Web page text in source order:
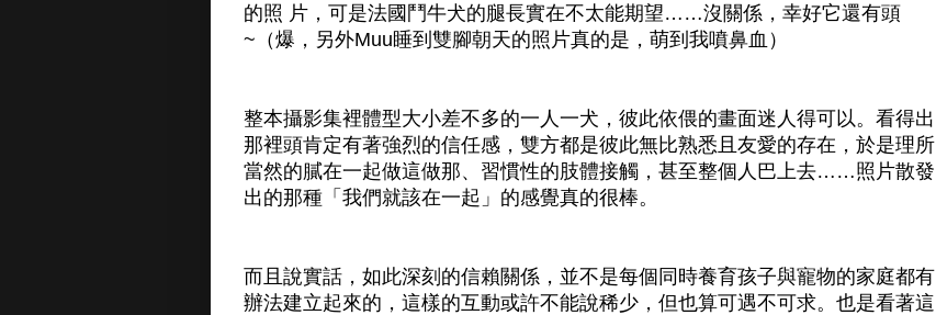
的照 片，可是法國鬥牛犬的腿長實在不太能期望……沒關係，幸好它還有頭
~（爆，另外Muu睡到雙腳朝天的照片真的是，萌到我噴鼻血）
整本攝影集裡體型大小差不多的一人一犬，彼此依偎的畫面迷人得可以。看得出
那裡頭肯定有著強烈的信任感，雙方都是彼此無比熟悉且友愛的存在，於是理所
當然的膩在一起做這做那、習慣性的肢體接觸，甚至整個人巴上去……照片散發
出的那種「我們就該在一起」的感覺真的很棒。
而且說實話，如此深刻的信賴關係，並不是每個同時養育孩子與寵物的家庭都有
辦法建立起來的，這樣的互動或許不能說稀少，但也算可遇不可求。也是看著這